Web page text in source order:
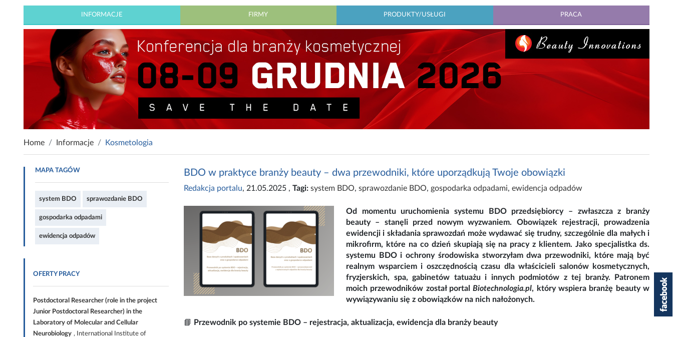
INFORMACJE FIRMY PRODUKTY/USŁUGI PRACA
Home Informacje Kosmetologia
MAPA TAGÓW
system BDO sprawozdanie BDO
gospodarka odpadami
ewidencja odpadów
OFERTY PRACY
Postdoctoral Researcher (role in the project
Junior Postdoctoral Researcher) in the
Laboratory of Molecular and Cellular
Neurobiology , International Institute of
BDO w praktyce branży beauty – dwa przewodniki, które uporządkują Twoje obowiązki
Redakcja portalu, 21.05.2025 , Tagi: system BDO, sprawozdanie BDO, gospodarka odpadami, ewidencja odpadów
Od momentu uruchomienia systemu BDO przedsiębiorcy – zwłaszcza z branży
beauty – stanęli przed nowym wyzwaniem. Obowiązek rejestracji, prowadzenia
ewidencji i składania sprawozdań może wydawać się trudny, szczególnie dla małych i
mikrofirm, które na co dzień skupiają się na pracy z klientem. Jako specjalistka ds.
systemu BDO i ochrony środowiska stworzyłam dwa przewodniki, które mają być
realnym wsparciem i oszczędnością czasu dla właścicieli salonów kosmetycznych,
fryzjerskich, spa, gabinetów tatuażu i innych podmiotów z tej branży. Patronem
moich przewodników został portalBiotechnologia.pl, który wspiera branżę beauty w
wywiązywaniu się z obowiązków na nich nałożonych.
📘 Przewodnik po systemie BDO – rejestracja, aktualizacja, ewidencja dla branży beauty